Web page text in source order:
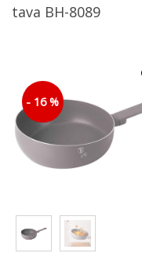
tava BH-8089
- 16 %